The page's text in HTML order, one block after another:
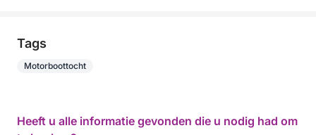
Tags
Motorboottocht
Heeft u alle informatie gevonden die u nodig had om